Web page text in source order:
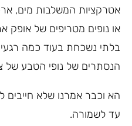
אטרקציות המשלבות מים,
או נופים מטריפים של אופק
בלתי נשכחת בעוד כמה
הנסתרים של נופי הטבע של
הא וכבר אמרנו שלא חייבים
עד לשמורה.